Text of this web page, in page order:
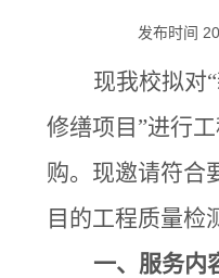
发布时间
现我校拟对
修缮项目”进行
购。现邀请符合
目的工程质量检
一、 服务内